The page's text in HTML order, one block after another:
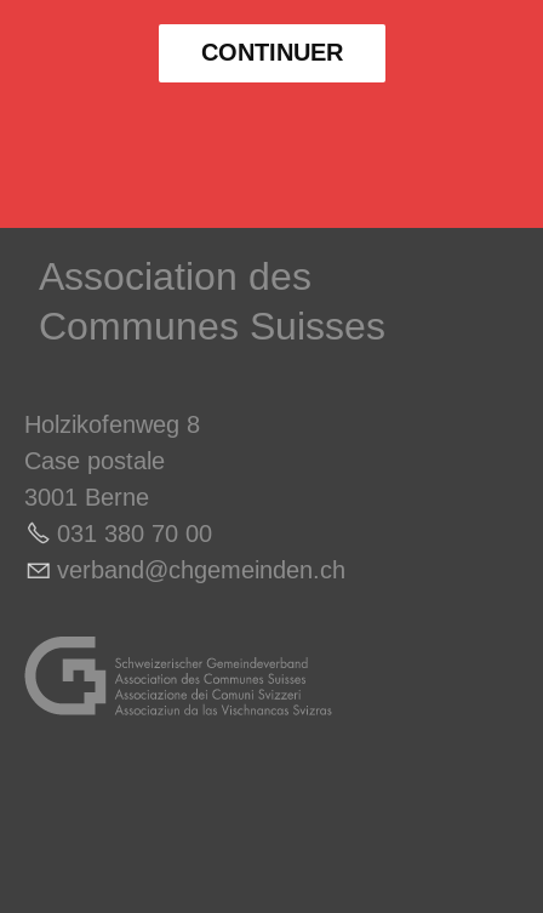
CONTINUER
­Association des­
Communes ­Suisses
Holzikofenweg 8
Case postale
3001 Berne
031 380 70 00
v rb nd chg m nd n ch